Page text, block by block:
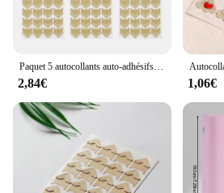
Paquet 5 autocollants auto-adhésifs pour Album Photo, autocollants décoratifs en papier, autocollants coin d'album Photo,
2,84€ 1,06€